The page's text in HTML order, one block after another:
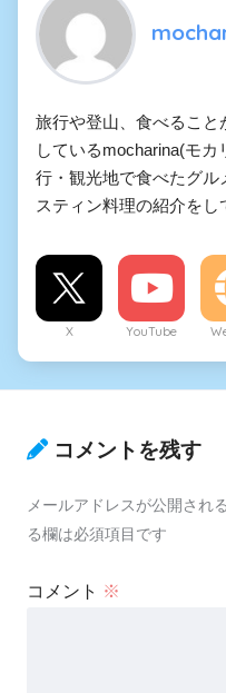
旅行や登山、食べるこ
しているmocharina(モ
行・観光地で食べたグル
スティン料理の紹介をし
X YouTube
コメントを残す
メールアドレスが公開され
る欄は必須項目です
コメント ※